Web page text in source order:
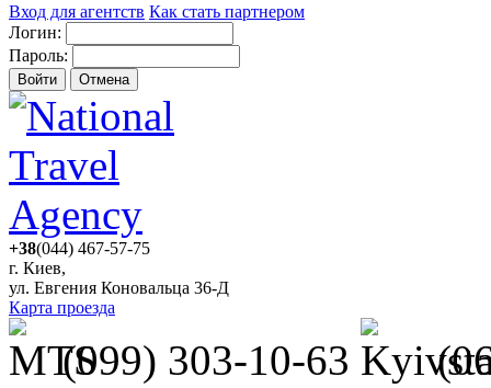
Вход для агентств Как стать партнером
Логин:
Пароль:
+38(044) 467-57-75
г. Киев,
ул. Евгения Коновальца 36-Д
Карта проезда
(099) 303-10-63